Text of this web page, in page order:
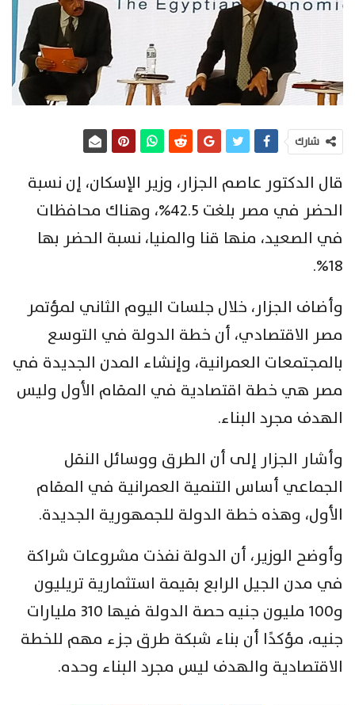
شارك
قال الدكتور عاصم الجزار، وزير الإسكان، إن نسبة
الحضر في مصر بلغت 42.5%، وهناك محافظات
في الصعيد، منها قنا والمنيا، نسبة الحضر بها
18%.
وأضاف الجزار، خلال جلسات اليوم الثاني لمؤتمر
مصر الاقتصادي، أن خطة الدولة في التوسع
بالمجتمعات العمرانية، وإنشاء المدن الجديدة في
مصر هي خطة اقتصادية في المقام الأول وليس
الهدف مجرد البناء.
وأشار الجزار إلى أن الطرق ووسائل النقل
الجماعي أساس التنمية العمرانية في المقام
الأول، وهذه خطة الدولة للجمهورية الجديدة.
وأوضح الوزير، أن الدولة نفذت مشروعات شراكة
في مدن الجيل الرابع بقيمة استثمارية تريليون
و100 مليون جنيه حصة الدولة فيها 310 مليارات
جنيه، مؤكدًا أن بناء شبكة طرق جزء مهم للخطة
الاقتصادية والهدف ليس مجرد البناء وحده.